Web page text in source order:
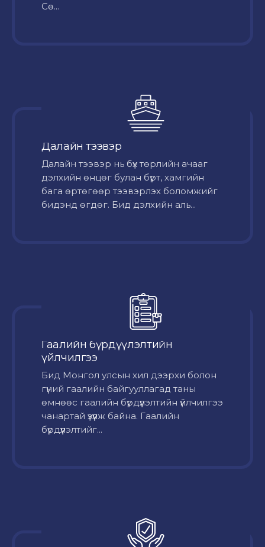
Сө...
Далайн тээвэр
Далайн тээвэр нь бүх төрлийн ачааг
дэлхийн өнцөг булан бүрт, хамгийн
бага өртөгөөр тээвэрлэх боломжийг
бидэнд өгдөг. Бид дэлхийн аль...
Гаалийн бүрдүүлэлтийн
үйлчилгээ
Бид Монгол улсын хил дээрхи болон
гүний гаалийн байгууллагад таны
өмнөөс гаалийн бүрдүүлэлтийн үйлчилгээ
чанартай үзүүлж байна. Гаалийн
бүрдүүлэлтийг...